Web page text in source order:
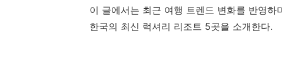
이 글에서는 최근 여행 트렌드 변화를 반영
한국의 최신 럭셔리 리조트 5곳을 소개한다.